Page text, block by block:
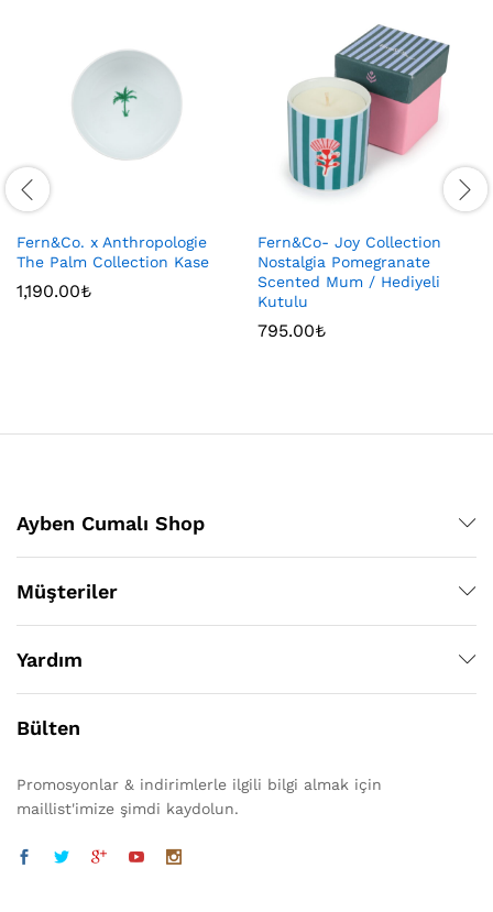
Fern&Co. x Anthropologie
The Palm Collection Kase
1,190.00₺
Fern&Co- Joy Collection
Nostalgia Pomegranate
Scented Mum / Hediyeli
Kutulu
795.00₺
Ayben Cumalı Shop
Müşteriler
Yardım
Bülten
Promosyonlar & indirimlerle ilgili bilgi almak için
maillist'imize şimdi kaydolun.